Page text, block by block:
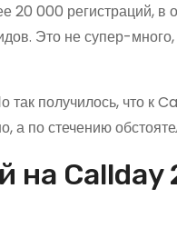
000 регистраций, в
Это не супер-много,
получилось, что к
а по стечению
на Callday